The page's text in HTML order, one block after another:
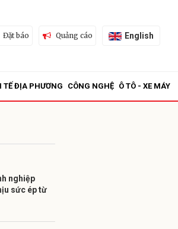
Đặt báo Quảng cáo English
TẾ ĐỊA PHƯƠNG CÔNG NGHỆ Ô TÔ - XE MÁY
nghiệp
sức ép từ